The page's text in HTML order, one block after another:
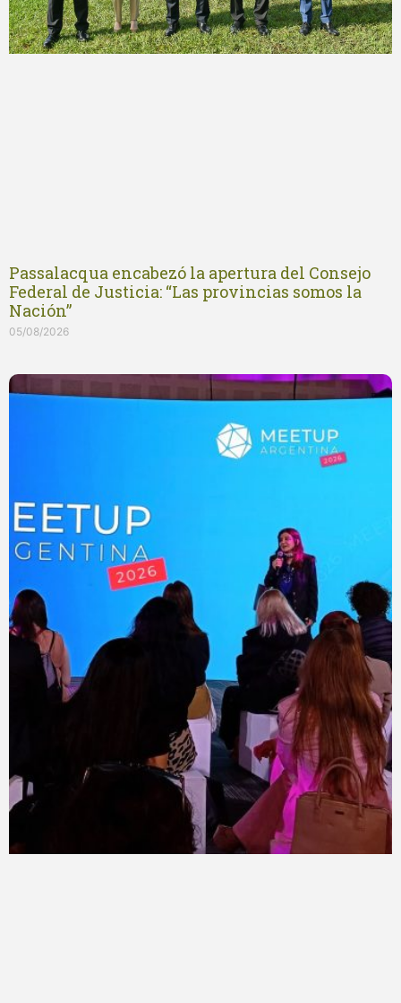
Passalacqua encabezó la apertura del Consejo
Federal de Justicia: “Las provincias somos la
Nación”
05/08/2026